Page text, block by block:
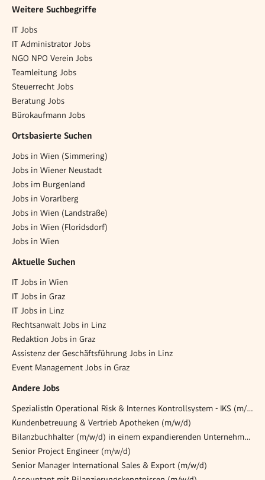
Weitere Suchbegriffe
IT Jobs
IT Administrator Jobs
NGO NPO Verein Jobs
Teamleitung Jobs
Steuerrecht Jobs
Beratung Jobs
Bürokaufmann Jobs
Ortsbasierte Suchen
Jobs in Wien (Simmering)
Jobs in Wiener Neustadt
Jobs im Burgenland
Jobs in Vorarlberg
Jobs in Wien (Landstraße)
Jobs in Wien (Floridsdorf)
Jobs in Wien
Aktuelle Suchen
IT Jobs in Wien
IT Jobs in Graz
IT Jobs in Linz
Rechtsanwalt Jobs in Linz
Redaktion Jobs in Graz
Assistenz der Geschäftsführung Jobs in Linz
Event Management Jobs in Graz
Andere Jobs
SpezialistIn Operational Risk & Internes Kontrollsystem - IKS (m/w/d)
Kundenbetreuung & Vertrieb Apotheken (m/w/d)
Bilanzbuchhalter (m/w/d) in einem expandierenden Unternehmensumfeld
Senior Project Engineer (m/w/d)
Senior Manager International Sales & Export (m/w/d)